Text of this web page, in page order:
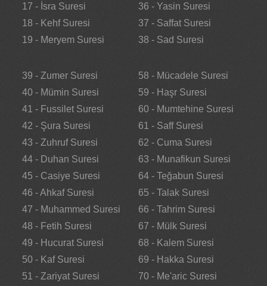
17 - İsra Suresi
18 - Kehf Suresi
19 - Meryem Suresi
36 - Yasin Suresi
37 - Saffat Suresi
38 - Sad Suresi
39 - Zumer Suresi
40 - Mümin Suresi
41 - Fussilet Suresi
42 - Şura Suresi
43 - Zuhruf Suresi
44 - Duhan Suresi
45 - Casiye Suresi
46 - Ahkaf Suresi
47 - Muhammed Suresi
48 - Fetih Suresi
49 - Hucurat Suresi
50 - Kaf Suresi
51 - Zariyat Suresi
58 - Mücadele Suresi
59 - Haşr Suresi
60 - Mumtehine Suresi
61 - Saff Suresi
62 - Cuma Suresi
63 - Munafikun Suresi
64 - Teğabun Suresi
65 - Talak Suresi
66 - Tahrim Suresi
67 - Mülk Suresi
68 - Kalem Suresi
69 - Hakka Suresi
70 - Me'aric Suresi